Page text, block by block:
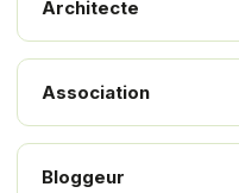
Architecte
Association
Bloggeur